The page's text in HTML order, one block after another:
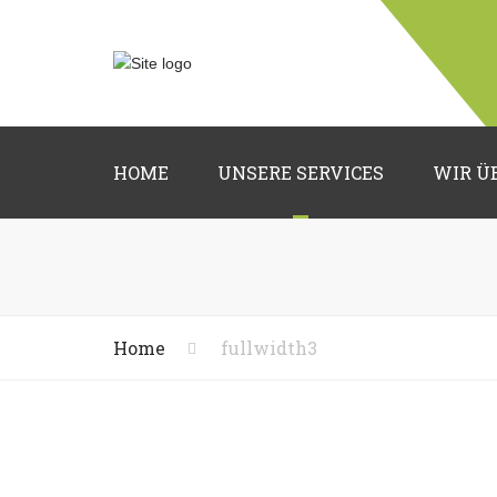
HOME UNSERE SERVICES
Grabpflege
WIR
Home fullwidth3